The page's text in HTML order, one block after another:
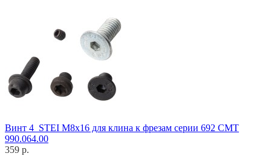
Винт 4_STEI M8x16 для клина к фрезам серии 692 CMT
990.064.00
359 р.